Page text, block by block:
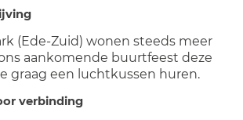
(Ede-Zuid) wonen steeds meer
aankomende buurtfeest deze
graag een luchtkussen huren.
verbinding